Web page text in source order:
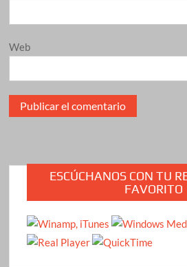
Web
ESCÚCHANOS CON TU
FAVORITO